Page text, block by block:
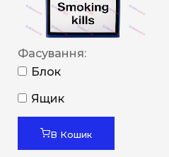
Фасування:
Блок
Ящик
В Кошик